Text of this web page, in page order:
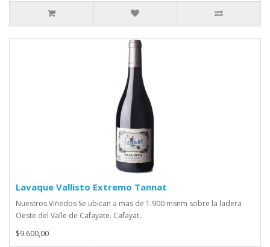
Lavaque Vallisto Extremo Tannat
Nuestros Viñedos Se ubican a mas de 1.900 msnm sobre la ladera
Oeste del Valle de Cafayate. Cafayat..
$9.600,00